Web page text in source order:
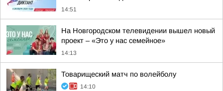
14:51
На Новгородском телевидении вышел новый
проект – «Это у нас семейное»
14:13
Товарищеский матч по волейболу
14:10